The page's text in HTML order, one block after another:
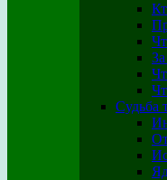
Судьба